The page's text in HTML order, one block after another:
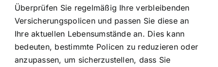
Überprüfen Sie regelmäßig Ihre verbleibenden
Versicherungspolicen und passen Sie diese an
Ihre aktuellen Lebensumstände an. Dies kann
bedeuten, bestimmte Policen zu reduzieren oder
anzupassen, um sicherzustellen, dass Sie